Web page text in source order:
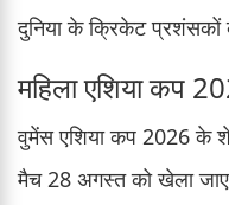
दुनिया के क्रिकेट प्रशंसकों
महिला एशिया कप
वुमेंस एशिया कप 2026 के
मैच 28 अगस्त को खेला